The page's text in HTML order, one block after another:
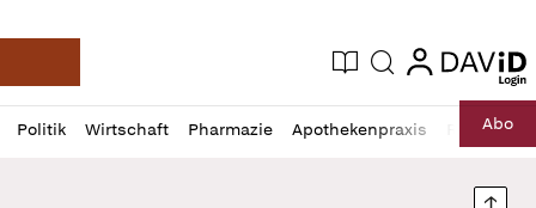
Deutsche Apotheker Zeitung
Aktuelle Ausgabe
Suche login
login
Politik Wirtschaft Pharmazie Apothekenpraxis RechtAbo
Profil
öffnen
Daz
Pur